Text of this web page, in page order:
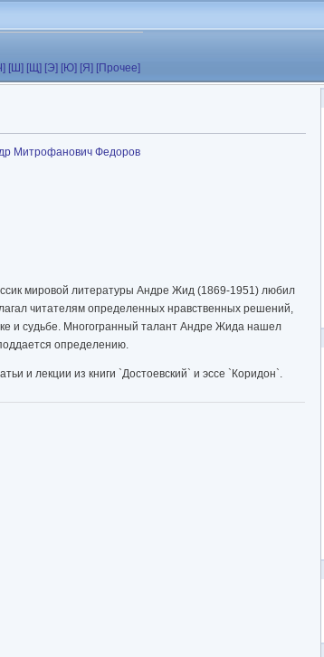
[Ш] [Щ] [Э] [Ю] [Я] [Прочее]
Митрофанович Федоров
мировой литературы Андре Жид (1869-1951) любил
читателям определенных нравственных решений,
и судьбе. Многогранный талант Андре Жида нашел
определению.
и лекции из книги `Достоевский` и эссе `Коридон`.